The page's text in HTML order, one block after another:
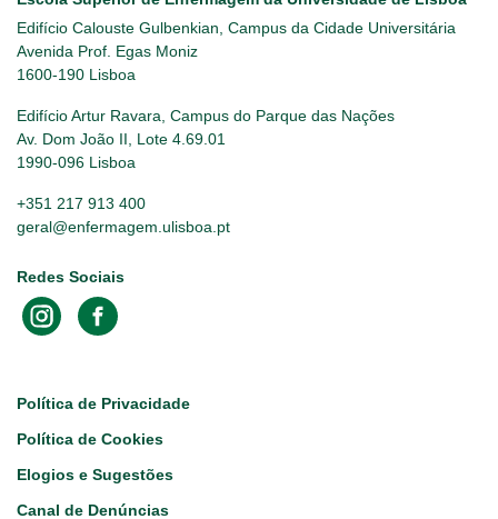
Edifício Calouste Gulbenkian, Campus da Cidade Universitária
Avenida Prof. Egas Moniz
1600-190 Lisboa
Edifício Artur Ravara, Campus do Parque das Nações
Av. Dom João II, Lote 4.69.01
1990-096 Lisboa
+351 217 913 400
geral@enfermagem.ulisboa.pt
Redes Sociais
Footer
Política de Privacidade
Política de Cookies
Elogios e Sugestões
Canal de Denúncias